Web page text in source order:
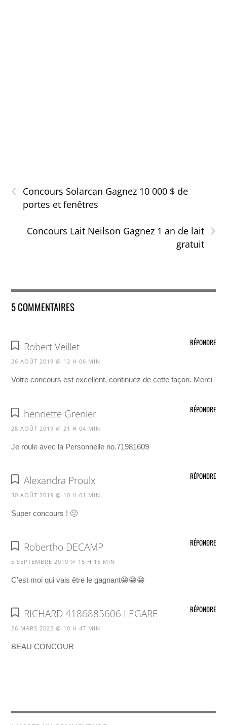
‹
Concours Solarcan Gagnez 10 000 $ de
portes et fenêtres
›
Concours Lait Neilson Gagnez 1 an de lait
gratuit
5 COMMENTAIRES
Robert Veillet
26 AOÛT 2019 @ 12 H 06 MIN
Votre concours est excellent, continuez de cette façon. Merci
RÉPONDRE
henriette Grenier
28 AOÛT 2019 @ 21 H 04 MIN
Je roule avec la Personnelle no.71981609
RÉPONDRE
Alexandra Proulx
30 AOÛT 2019 @ 10 H 01 MIN
Super concours ! 🙂
RÉPONDRE
Robertho DECAMP
5 SEPTEMBRE 2019 @ 15 H 16 MIN
C’est moi qui vais être le gagnant😁😁😁
RÉPONDRE
RICHARD 4186885606 LEGARE
26 MARS 2022 @ 10 H 47 MIN
BEAU CONCOUR
RÉPONDRE